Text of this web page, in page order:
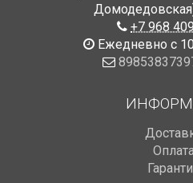
+7 968
Ежедневно с